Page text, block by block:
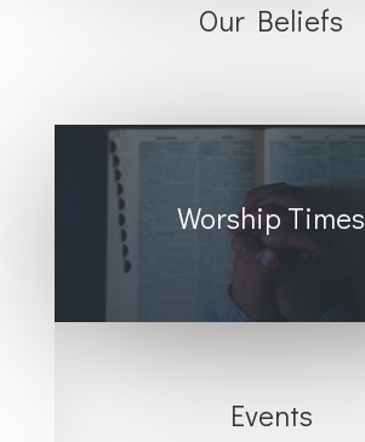
Our Beliefs
Worship Times
Events